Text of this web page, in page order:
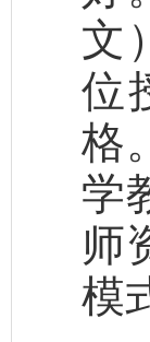
文
位
格
学
师
模